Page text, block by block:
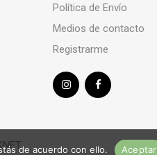
Política de Envío
Medios de contacto
Registrarme
de acuerdo con ello. Aceptar